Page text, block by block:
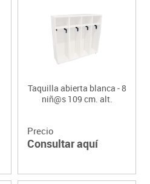
Taquilla abierta blanca - 8
niñ@s 109 cm. alt.
Precio
Consultar aquí